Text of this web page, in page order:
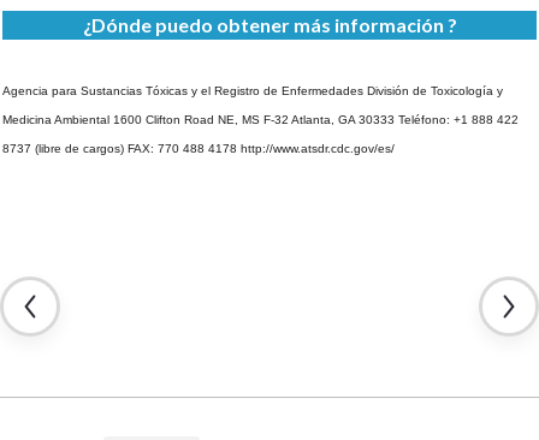
¿Dónde puedo obtener más información ?
Agencia para Sustancias Tóxicas y el Registro de Enfermedades División de Toxicología y
Medicina Ambiental 1600 Clifton Road NE, MS F-32 Atlanta, GA 30333 Teléfono: +1 888 422
8737 (libre de cargos) FAX: 770 488 4178 http://www.atsdr.cdc.gov/es/